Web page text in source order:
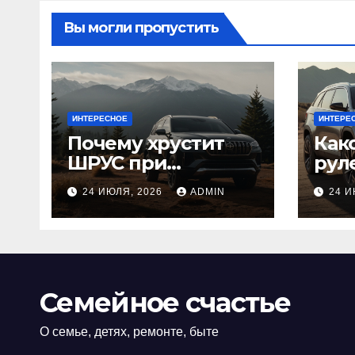
Вы могли пропустить
ИНТЕРЕСНОЕ
Почему хрустит
ШРУС при
повороте:
причины,
диагностика
24 ИЮЛЯ, 2026 ADMIN
или
24
Семейное счастье
О семье, детях, ремонте, быте